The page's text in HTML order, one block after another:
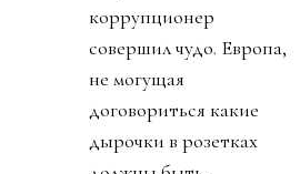
коррупционер
совершил чудо. Европа,
не могущая
договориться какие
дырочки в розетках